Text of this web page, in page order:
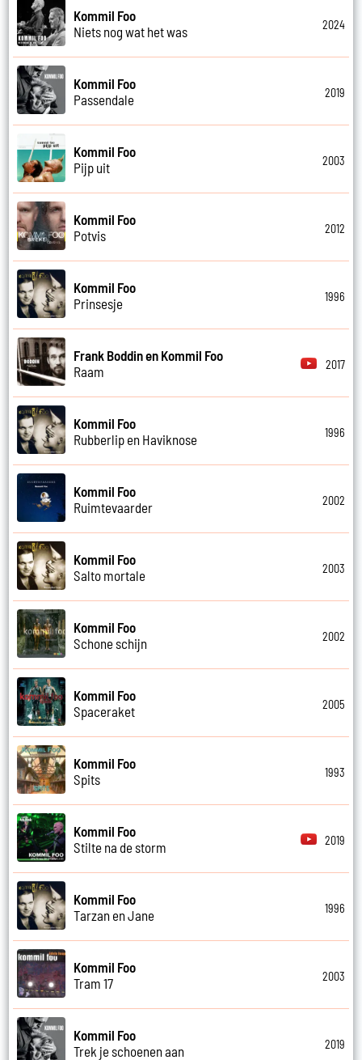
Kommil Foo
Niets nog wat het was
2024
Kommil Foo
Passendale
2019
Kommil Foo
Pijp uit
2003
Kommil Foo
Potvis
2012
Kommil Foo
Prinsesje
1996
Frank Boddin en Kommil Foo
Raam
2017
Kommil Foo
Rubberlip en Haviknose
1996
Kommil Foo
Ruimtevaarder
2002
Kommil Foo
Salto mortale
2003
Kommil Foo
Schone schijn
2002
Kommil Foo
Spaceraket
2005
Kommil Foo
Spits
1993
Kommil Foo
Stilte na de storm
2019
Kommil Foo
Tarzan en Jane
1996
Kommil Foo
Tram 17
2003
Kommil Foo
Trek je schoenen aan
2019